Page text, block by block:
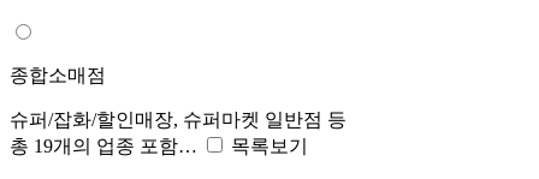
종합소매점
슈퍼/잡화/할인매장, 슈퍼마켓 일반점 등
총 19개의 업종 포함…
목록보기